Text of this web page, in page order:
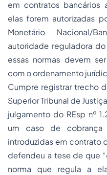
em contratos bancários
elas forem autorizadas
Monetário Nacional/
autoridade reguladora
essas normas devem
com o ordenamento
Cumpre registrar trecho
Superior Tribunal de
julgamento do REsp nº
um caso de cobrança
introduzidas em contrato
defendeu a tese de que
norma que regula a